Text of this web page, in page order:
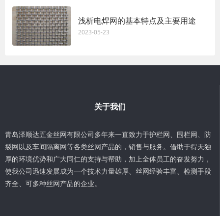
浅析电焊网的基本特点及主要用途
2023-05-23
关于我们
青岛泽顺达五金丝网有限公司多年来一直致力于护栏网、围栏网、防
裂网以及车间隔离网等各类丝网产品的，销售与服务。借助于得天独
厚的环境优势和广大同仁的支持与帮助，加上全体员工的奋发努力，
使我公司迅速发展成为一个技术力量雄厚、丝网经验丰富、检测手段
齐全、可多种丝网产品的企业。